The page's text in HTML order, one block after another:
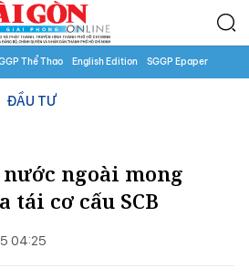
Thể Thao English Edition SGGP Epaper
ĐẦU TƯ
ngoài mong
tái cơ cấu SCB
04:25